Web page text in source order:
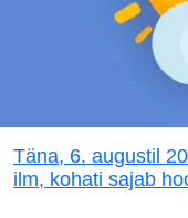
Täna, 6. augustil
ilm, kohati sajab